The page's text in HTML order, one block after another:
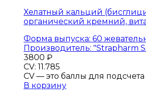
Хелатный кальций
органический кремний,
Форма выпуска: 60
Производитель: "Strapharm
3800 ₽
CV: 11.785
CV — это баллы для
В корзину